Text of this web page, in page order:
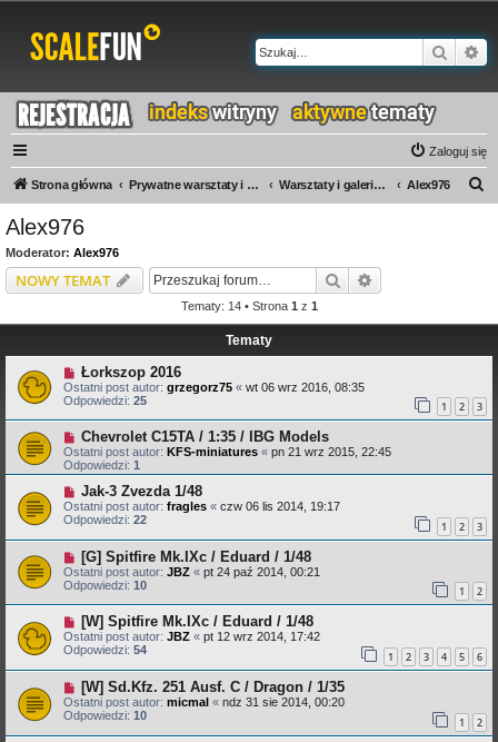
Szukaj
Zaloguj się
Strona główna Prywatne warsztaty i galerie Warsztaty i galerie A-M Alex976
Alex976
Moderator: Alex976
NOWY TEMAT Szukaj
Tematy: 14 • Strona 1 z 1
Tematy
Łorkszop 2016
Ostatni post autor: grzegorz75 « wt 06 wrz 2016, 08:35
Odpowiedzi: 25 1 2 3
Chevrolet C15TA / 1:35 / IBG Models
Ostatni post autor: KFS-miniatures « pn 21 wrz 2015, 22:45
Odpowiedzi: 1
Jak-3 Zvezda 1/48
Ostatni post autor: fragles « czw 06 lis 2014, 19:17
Odpowiedzi: 22 1 2 3
[G] Spitfire Mk.IXc / Eduard / 1/48
Ostatni post autor: JBZ « pt 24 paź 2014, 00:21
Odpowiedzi: 10 1 2
[W] Spitfire Mk.IXc / Eduard / 1/48
Ostatni post autor: JBZ « pt 12 wrz 2014, 17:42
Odpowiedzi: 54 1 2 3 4 5 6
[W] Sd.Kfz. 251 Ausf. C / Dragon / 1/35
Ostatni post autor: micmal « ndz 31 sie 2014, 00:20
Odpowiedzi: 10 1 2